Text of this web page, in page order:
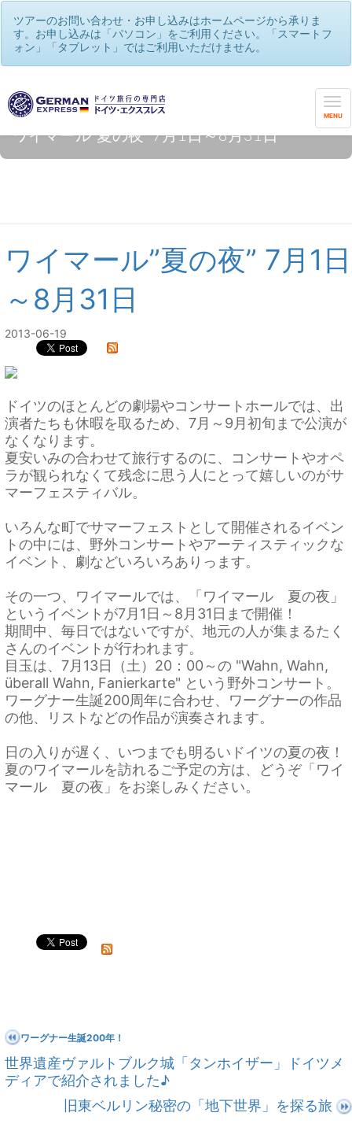
ツアーのお問い合わせ・お申し込みはホームページから承りま
す。お申し込みは「パソコン」をご利用ください。「スマートフ
ォン」「タブレット」ではご利用いただけません。
MENU
ワイマール”夏の夜” 7月1日～8月31日
ワイマール”夏の夜” 7月1日
～8月31日
2013-06-19
ドイツのほとんどの劇場やコンサートホールでは、出
演者たちも休暇を取るため、7月～9月初旬まで公演が
なくなります。
夏安いみの合わせて旅行するのに、コンサートやオペ
ラが観られなくて残念に思う人にとって嬉しいのがサ
マーフェスティバル。
いろんな町でサマーフェストとして開催されるイベン
トの中には、野外コンサートやアーティスティックな
イベント、劇などいろいろありっます。
その一つ、ワイマールでは、「ワイマール 夏の夜」
というイベントが7月1日～8月31日まで開催！
期間中、毎日ではないですが、地元の人が集まるたく
さんのイベントが行われます。
目玉は、7月13日（土）20：00～の "Wahn, Wahn,
überall Wahn, Fanierkarte" という野外コンサート。
ワーグナー生誕200周年に合わせ、ワーグナーの作品
の他、リストなどの作品が演奏されます。
日の入りが遅く、いつまでも明るいドイツの夏の夜！
夏のワイマールを訪れるご予定の方は、どうぞ「ワイ
マール 夏の夜」をお楽しみください。
ワーグナー生誕200年！
世界遺産ヴァルトブルク城「タンホイザー」ドイツメ
ディアで紹介されました♪
旧東ベルリン秘密の「地下世界」を探る旅